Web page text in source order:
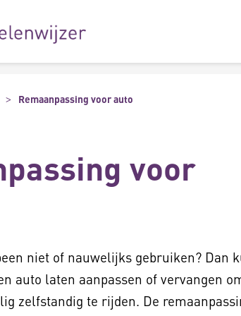
Remaanpassing voor auto
voor
niet of nauwelijks gebruiken? Dan
auto laten aanpassen of vervangen
zelfstandig te rijden. De